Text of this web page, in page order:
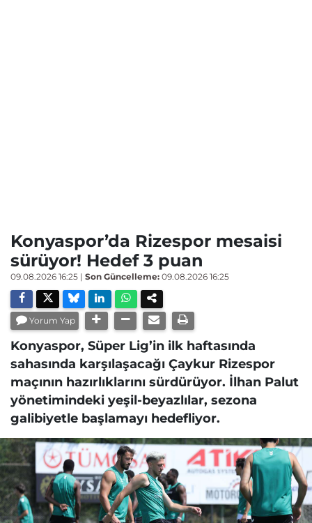
Konyaspor’da Rizespor mesaisi
sürüyor! Hedef 3 puan
09.08.2026 16:25 | Son Güncelleme: 09.08.2026 16:25
Yorum Yap
Konyaspor, Süper Lig’in ilk haftasında
sahasında karşılaşacağı Çaykur Rizespor
maçının hazırlıklarını sürdürüyor. İlhan Palut
yönetimindeki yeşil-beyazlılar, sezona
galibiyetle başlamayı hedefliyor.